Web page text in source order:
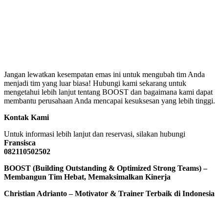
Jangan lewatkan kesempatan emas ini untuk mengubah tim Anda
menjadi tim yang luar biasa! Hubungi kami sekarang untuk
mengetahui lebih lanjut tentang BOOST dan bagaimana kami dapat
membantu perusahaan Anda mencapai kesuksesan yang lebih tinggi.
Kontak Kami
Untuk informasi lebih lanjut dan reservasi, silakan hubungi
Fransisca
082110502502
BOOST (Building Outstanding & Optimized Strong Teams) –
Membangun Tim Hebat, Memaksimalkan Kinerja
Christian Adrianto – Motivator & Trainer Terbaik di Indonesia